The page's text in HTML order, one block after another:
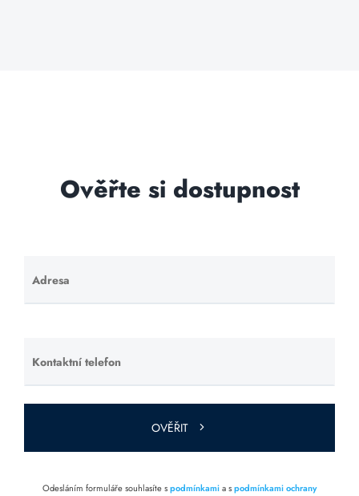
Ověřte si dostupnost
Adresa
Ponechte
toto pole
Kontaktní telefon
Ponechte
toto pole
prázdné.
OVĚŘIT
Odesláním formuláře souhlasíte spodmínkamia spodmínkami ochrany